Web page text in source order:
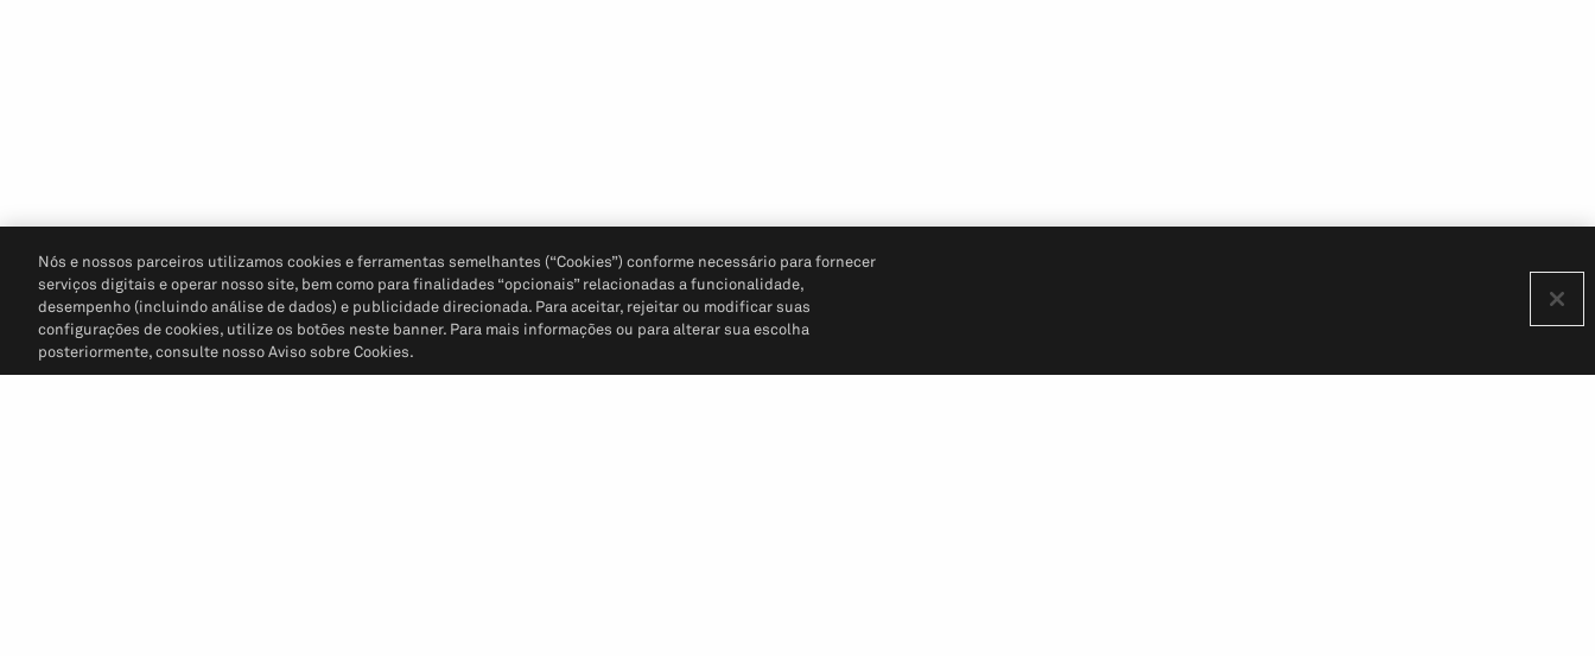
Nós e nossos parceiros utilizamos cookies e ferramentas semelhantes (“Cookies”) conforme necessário para fornecer
serviços digitais e operar nosso site, bem como para finalidades “opcionais” relacionadas a funcionalidade,
desempenho (incluindo análise de dados) e publicidade direcionada. Para aceitar, rejeitar ou modificar suas
configurações de cookies, utilize os botões neste banner. Para mais informações ou para alterar sua escolha
posteriormente, consulte nosso Aviso sobre Cookies.